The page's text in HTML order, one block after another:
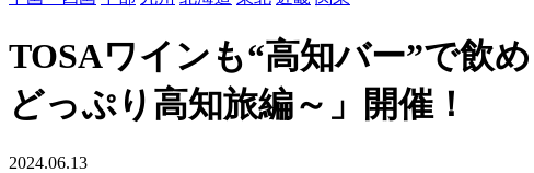
TOSAワインも“高知バー”で飲
どっぷり高知旅編～」開催！
2024.06.13